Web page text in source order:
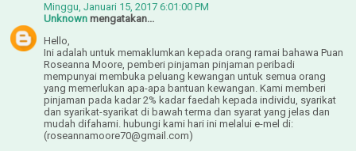
Minggu, Januari 15, 2017 6:01:00 PM
Unknown mengatakan...
Hello,
Ini adalah untuk memaklumkan kepada orang ramai bahawa Puan
Roseanna Moore, pemberi pinjaman pinjaman peribadi
mempunyai membuka peluang kewangan untuk semua orang
yang memerlukan apa-apa bantuan kewangan. Kami memberi
pinjaman pada kadar 2% kadar faedah kepada individu, syarikat
dan syarikat-syarikat di bawah terma dan syarat yang jelas dan
mudah difahami. hubungi kami hari ini melalui e-mel di:
(roseannamoore70@gmail.com)